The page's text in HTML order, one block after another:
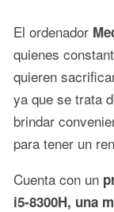
El ordenador
quienes
quieren
ya que se trata
brindar
para tener un
Cuenta con un
i5-8300H, una